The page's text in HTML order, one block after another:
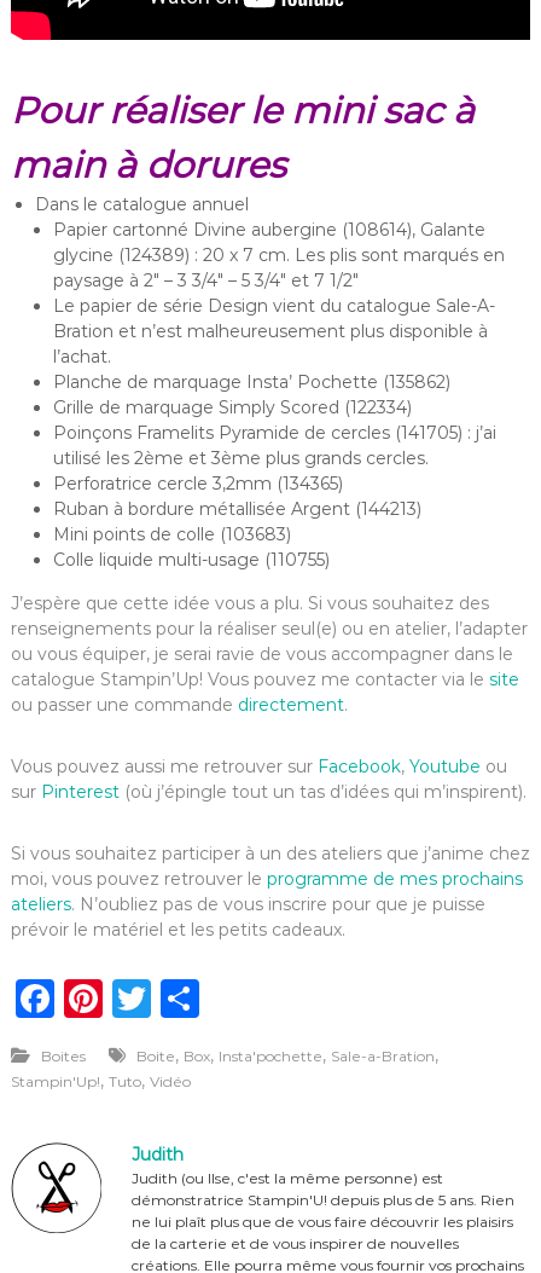
Pour réaliser le mini sac à
main à dorures
Dans le catalogue annuel
Papier cartonné Divine aubergine (108614), Galante
glycine (124389) : 20 x 7 cm. Les plis sont marqués en
paysage à 2″ – 3 3/4″ – 5 3/4″ et 7 1/2″
Le papier de série Design vient du catalogue Sale-A-
Bration et n’est malheureusement plus disponible à
l’achat.
Planche de marquage Insta’ Pochette (135862)
Grille de marquage Simply Scored (122334)
Poinçons Framelits Pyramide de cercles (141705) : j’ai
utilisé les 2ème et 3ème plus grands cercles.
Perforatrice cercle 3,2mm (134365)
Ruban à bordure métallisée Argent (144213)
Mini points de colle (103683)
Colle liquide multi-usage (110755)
J’espère que cette idée vous a plu. Si vous souhaitez des
renseignements pour la réaliser seul(e) ou en atelier, l’adapter
ou vous équiper, je serai ravie de vous accompagner dans le
catalogue Stampin’Up! Vous pouvez me contacter via le site
ou passer une commande directement.
Vous pouvez aussi me retrouver sur Facebook, Youtube ou
sur Pinterest (où j’épingle tout un tas d’idées qui m’inspirent).
Si vous souhaitez participer à un des ateliers que j’anime chez
moi, vous pouvez retrouver le programme de mes prochains
ateliers. N’oubliez pas de vous inscrire pour que je puisse
prévoir le matériel et les petits cadeaux.
F
c
b
o
o
Pi
n
te
st
T
it
r
P
ta
Boites Boite, Box, Insta'pochette, Sale-a-Bration,
Stampin'Up!, Tuto, Vidéo
Judith
Judith (ou Ilse, c'est la même personne) est
démonstratrice Stampin'U! depuis plus de 5 ans. Rien
ne lui plaît plus que de vous faire découvrir les plaisirs
de la carterie et de vous inspirer de nouvelles
créations. Elle pourra même vous fournir vos prochains